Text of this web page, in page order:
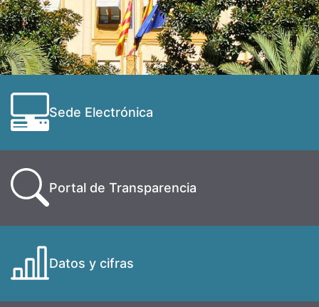
Sede Electrónica
Portal de Transparencia
Datos y cifras